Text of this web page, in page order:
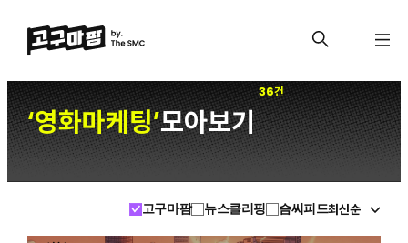
‘영화마케팅’모아보기
36건
고구마팜 뉴스클리핑 슴씨피드최신순